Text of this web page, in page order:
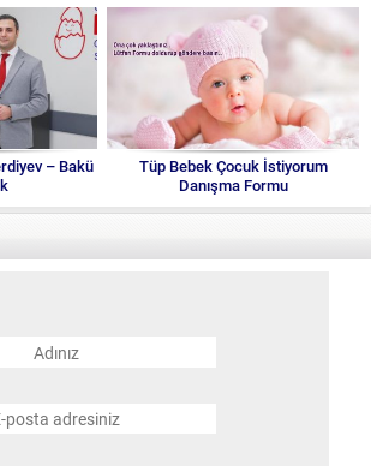
– Bakü
Tüp Bebek Çocuk İstiyorum
Danışma Formu